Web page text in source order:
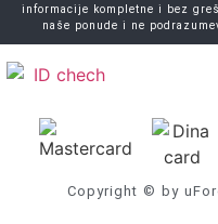
informacije kompletne i bez
naše ponude i ne
Copyright © by